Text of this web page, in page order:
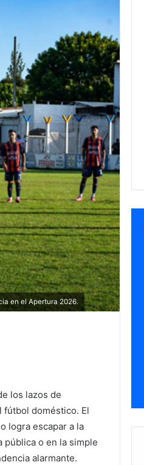
en el Apertura 2026.
los lazos de
fútbol doméstico. El
logra escapar a la
pública o en la simple
alarmante.